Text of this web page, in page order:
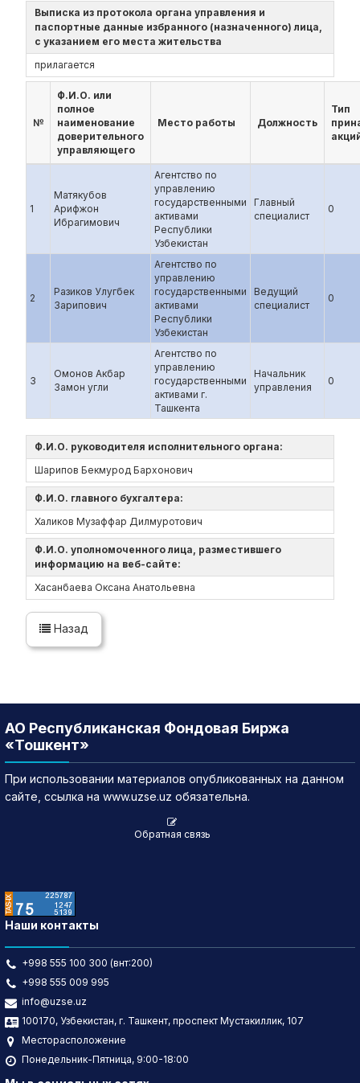
Выписка из протокола органа управления и
паспортные данные избранного (назначенного) лица,
с указанием его места жительства
прилагается
№
Ф.И.О. или
полное
наименование
доверительного
управляющего
Место работы Должность
Тип
1
Матякубов
Арифжон
Ибрагимович
Агентство по
управлению
государственными
активами
Республики
Узбекистан
Главный
специалист
0
2
Разиков Улугбек
Зарипович
Агентство по
управлению
государственными
активами
Республики
Узбекистан
Ведущий
специалист
0
3
Омонов Акбар
Замон угли
Агентство по
управлению
государственными
активами г.
Ташкента
Начальник
управления
0
Ф.И.О. руководителя исполнительного органа:
Шарипов Бекмурод Бархонович
Ф.И.О. главного бухгалтера:
Халиков Музаффар Дилмуротович
Ф.И.О. уполномоченного лица, разместившего
информацию на веб-сайте:
Хасанбаева Оксана Анатольевна
Назад
АО Республиканская Фондовая Биржа
«Тошкент»
При использовании материалов опубликованных на данном
сайте, ссылка на www.uzse.uz обязательна.
Обратная связь
Наши контакты
+998 555 100 300 (внт:200)
+998 555 009 995
info@uzse.uz
100170, Узбекистан, г. Ташкент, проспект Мустакиллик, 107
Месторасположение
Понедельник-Пятница, 9:00-18:00